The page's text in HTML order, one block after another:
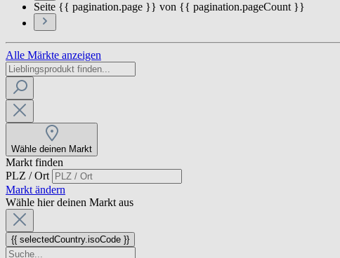
Seite {{ pagination.page }} von {{ pagination.pageCount }}
Alle Märkte anzeigen
Wähle deinen Markt
Markt finden
PLZ / Ort
Markt ändern
Wähle hier deinen Markt aus
{{ selectedCountry.isoCode }}